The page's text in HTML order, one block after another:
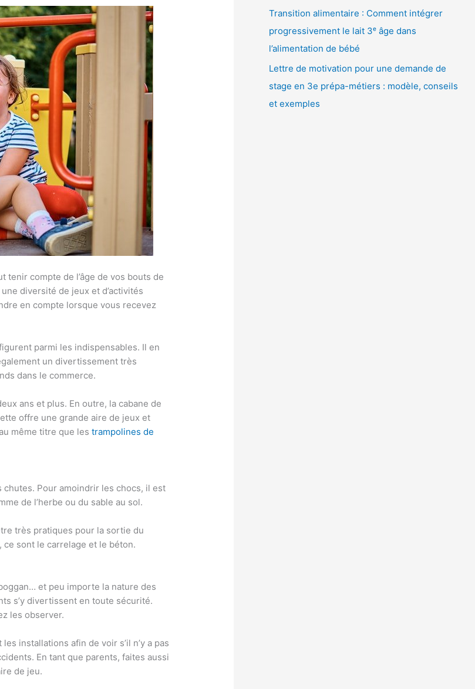
tenir compte de l’âge de vos bouts de
diversité de jeux et d’activités
en compte lorsque vous recevez
parmi les indispensables. Il en
un divertissement très
dans le commerce.
ans et plus. En outre, la cabane de
offre une grande aire de jeux et
même titre que lestrampolines de
Pour amoindrir les chocs, il est
de l’herbe ou du sable au sol.
très pratiques pour la sortie du
ce sont le carrelage et le béton.
et peu importe la nature des
s’y divertissent en toute sécurité.
les observer.
installations afin de voir s’il n’y a pas
En tant que parents, faites aussi
de jeu.
Transition alimentaire : Comment intégrer
progressivement le lait 3ᵉ âge dans
l’alimentation de bébé
Lettre de motivation pour une demande de
stage en 3e prépa-métiers : modèle, conseils
et exemples